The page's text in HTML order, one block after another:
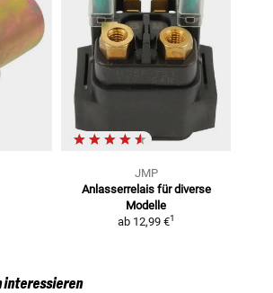
JMP
Anlasserrelais für diverse
Modelle
ab 12,99 €1
interessieren